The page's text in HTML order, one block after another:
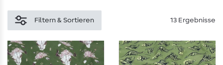
Filtern & Sortieren 13 Ergebnisse